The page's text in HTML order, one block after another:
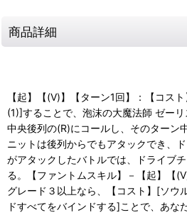
商品詳細
【起】【(V)】【ターン1回】：【コス
(1)]することで、泡沫の大魔法師 ゼーリ
中央後列の(R)にコールし、そのターン
ニットは後列からでもアタックでき、
がアタックしたバトルでは、ドライブ
る。【ファントムスキル】－【起】【
グレード３以上なら、【コスト】[ソウ
ドすべてをバインドする]ことで、あな